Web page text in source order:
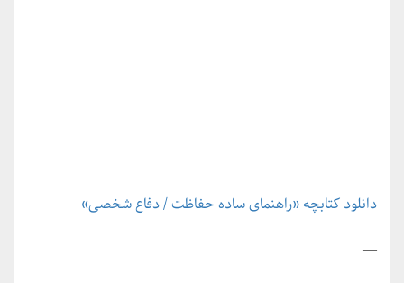
دانلود کتابچه «راهنمای ساده حفاظت / دفاع شخصی»
—